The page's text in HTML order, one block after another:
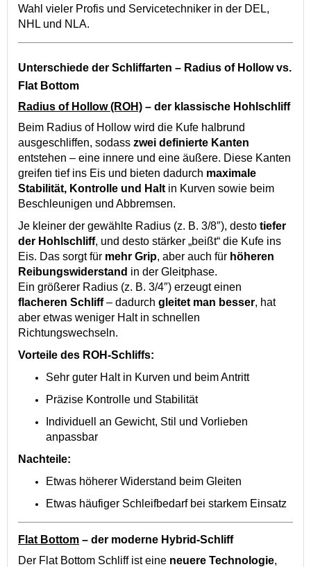
Wahl vieler Profis und Servicetechniker in der DEL,
NHL und NLA.
Unterschiede der Schliffarten – Radius of Hollow vs.
Flat Bottom
Radius of Hollow (ROH) – der klassische Hohlschliff
Beim Radius of Hollow wird die Kufe halbrund
ausgeschliffen, sodass zwei definierte Kanten
entstehen – eine innere und eine äußere. Diese Kanten
greifen tief ins Eis und bieten dadurch maximale
Stabilität, Kontrolle und Halt in Kurven sowie beim
Beschleunigen und Abbremsen.
Je kleiner der gewählte Radius (z. B. 3/8″), desto tiefer
der Hohlschliff, und desto stärker „beißt“ die Kufe ins
Eis. Das sorgt für mehr Grip, aber auch für höheren
Reibungswiderstand in der Gleitphase.
Ein größerer Radius (z. B. 3/4″) erzeugt einen
flacheren Schliff– dadurch gleitet man besser, hat
aber etwas weniger Halt in schnellen
Richtungswechseln.
Vorteile des ROH-Schliffs:
Sehr guter Halt in Kurven und beim Antritt
Präzise Kontrolle und Stabilität
Individuell an Gewicht, Stil und Vorlieben
anpassbar
Nachteile:
Etwas höherer Widerstand beim Gleiten
Etwas häufiger Schleifbedarf bei starkem Einsatz
Flat Bottom – der moderne Hybrid-Schliff
Der Flat Bottom Schliff ist eine neuere Technologie,